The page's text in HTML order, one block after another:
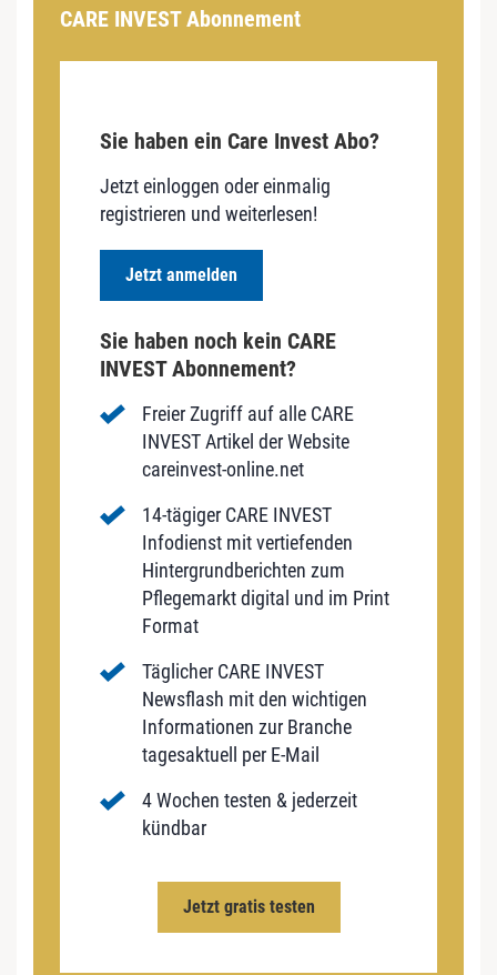
CARE INVEST Abonnement
Sie haben ein Care Invest Abo?
Jetzt einloggen oder einmalig
registrieren und weiterlesen!
Jetzt anmelden
Sie haben noch kein CARE
INVEST Abonnement?
Freier Zugriff auf alle CARE
INVEST Artikel der Website
careinvest-online.net
14-tägiger CARE INVEST
Infodienst mit vertiefenden
Hintergrundberichten zum
Pflegemarkt digital und im Print
Format
Täglicher CARE INVEST
Newsflash mit den wichtigen
Informationen zur Branche
tagesaktuell per E-Mail
4 Wochen testen & jederzeit
kündbar
Jetzt gratis testen